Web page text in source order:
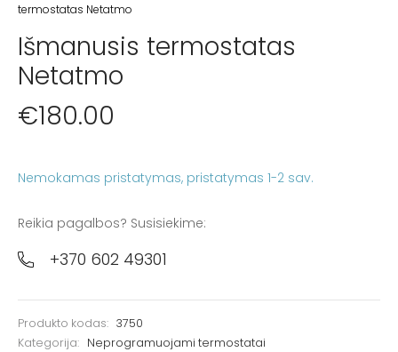
termostatas Netatmo
Išmanusis termostatas
Netatmo
€180.00
Nemokamas pristatymas
Reikia pagalbos? Susisiekime:
+370 602 49301
Produkto kodas: 3750
Kategorija: Neprogramuojami termostatai